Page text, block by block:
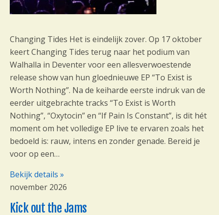
Changing Tides Het is eindelijk zover. Op 17 oktober
keert Changing Tides terug naar het podium van
Walhalla in Deventer voor een allesverwoestende
release show van hun gloednieuwe EP “To Exist is
Worth Nothing”. Na de keiharde eerste indruk van de
eerder uitgebrachte tracks “To Exist is Worth
Nothing”, “Oxytocin” en “If Pain Is Constant”, is dit hét
moment om het volledige EP live te ervaren zoals het
bedoeld is: rauw, intens en zonder genade. Bereid je
voor op een…
Bekijk details »
november 2026
Kick out the Jams